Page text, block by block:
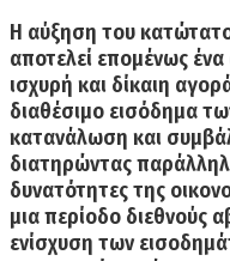
Η αύξηση του
αποτελεί επομένως
ισχυρή και δίκαιη
διαθέσιμο εισόδημα
κατανάλωση και
διατηρώντας
δυνατότητες της
μια περίοδο διεθνούς
ενίσχυση των